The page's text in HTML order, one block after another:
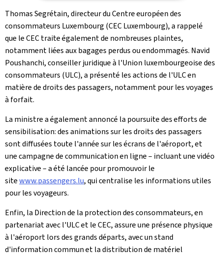
Thomas Segrétain, directeur du Centre européen des
consommateurs Luxembourg (CEC Luxembourg), a rappelé
que le CEC traite également de nombreuses plaintes,
notamment liées aux bagages perdus ou endommagés. Navid
Poushanchi, conseiller juridique à l'Union luxembourgeoise des
consommateurs (ULC), a présenté les actions de l'ULC en
matière de droits des passagers, notamment pour les voyages
à forfait.
La ministre a également annoncé la poursuite des efforts de
sensibilisation: des animations sur les droits des passagers
sont diffusées toute l'année sur les écrans de l'aéroport, et
une campagne de communication en ligne – incluant une vidéo
explicative – a été lancée pour promouvoir le
sitewww.passengers.lu, qui centralise les informations utiles
pour les voyageurs.
Enfin, la Direction de la protection des consommateurs, en
partenariat avec l'ULC et le CEC, assure une présence physique
à l'aéroport lors des grands départs, avec un stand
d'information commun et la distribution de matériel